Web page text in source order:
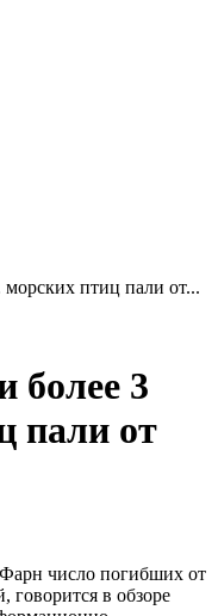
птиц пали от...
более 3
пали от
число погибших от
говорится в обзоре